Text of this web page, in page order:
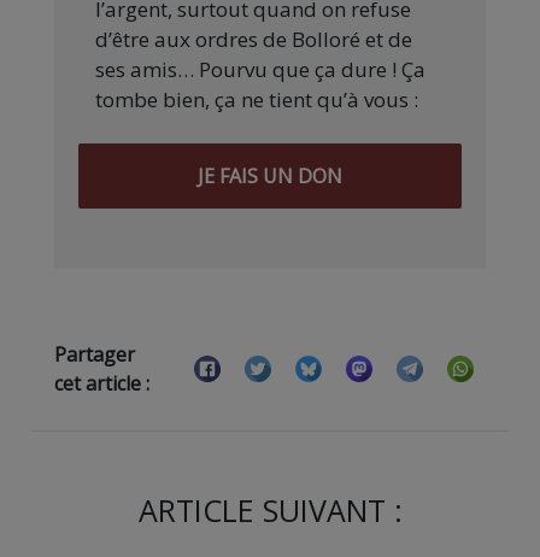
l’argent, surtout quand on refuse
d’être aux ordres de Bolloré et de
ses amis… Pourvu que ça dure ! Ça
tombe bien, ça ne tient qu’à vous :
JE FAIS UN DON
Partager
cet article :
ARTICLE SUIVANT :